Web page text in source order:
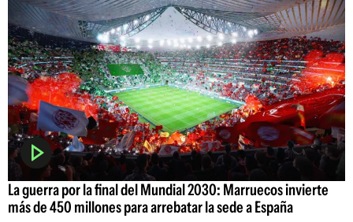
La guerra por la final del Mundial 2030: Marruecos invierte
más de 450 millones para arrebatar la sede a España